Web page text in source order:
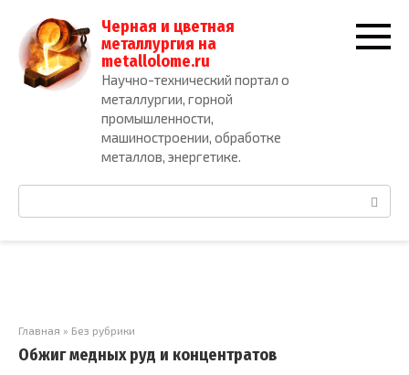
контенту
Черная и цветная
металлургия на
metallolome.ru
Научно-технический портал о
металлургии, горной
промышленности,
машиностроении, обработке
металлов, энергетике.
Главная » Без рубрики
Обжиг медных руд и концентратов